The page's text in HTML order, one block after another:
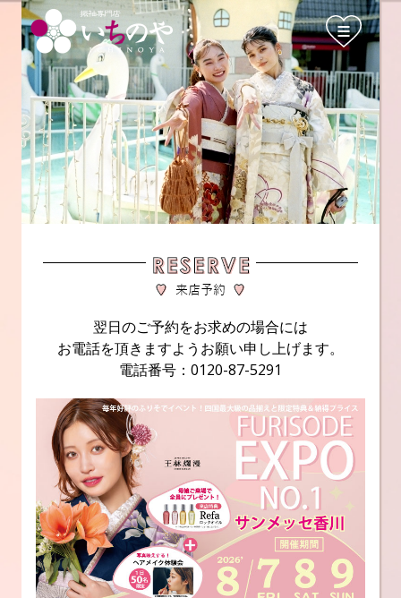
翌日のご予約をお求めの場合には
お電話を頂きますようお願い申し上げます。
電話番号：0120-87-5291